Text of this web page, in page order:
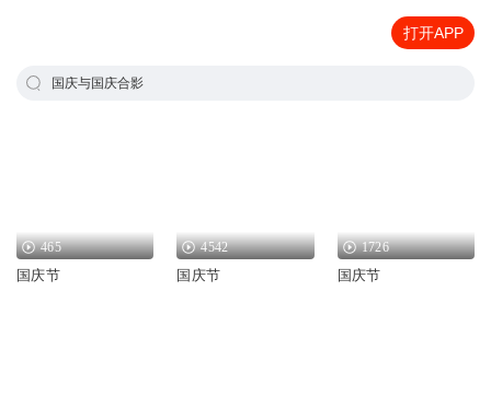
打开APP
国庆与国庆合影
465
国庆节
4542
国庆节
1726
国庆节